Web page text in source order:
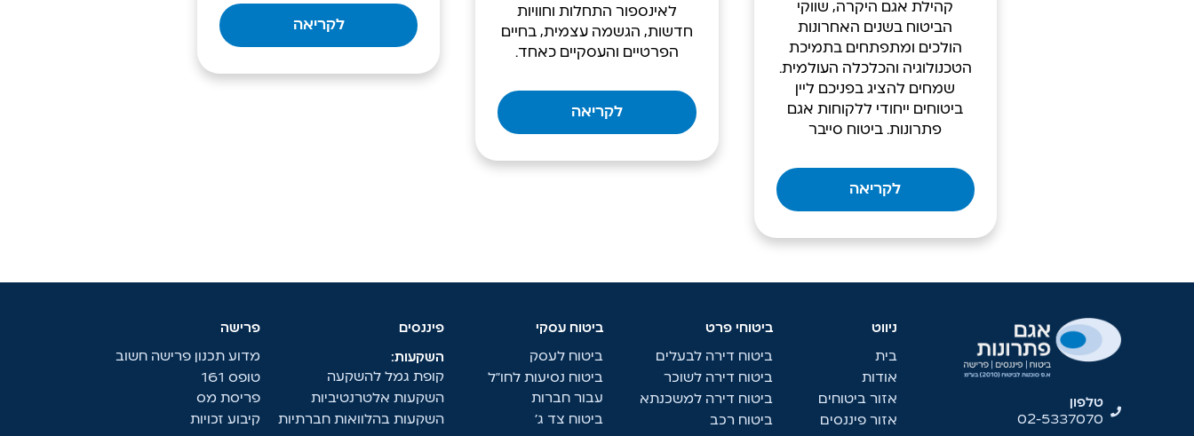
קהילת אגם היקרה, שווקי
הביטוח בשנים האחרונות
הולכים ומתפתחים בתמיכת
הטכנולוגיה והכלכלה העולמית.
שמחים להציג בפניכם ליין
ביטוחים ייחודי ללקוחות אגם
פתרונות. ביטוח סייבר
לקריאה
לאינספור התחלות וחוויות
חדשות, הגשמה עצמית, בחיים
הפרטיים והעסקיים כאחד.
לקריאה
לקריאה
טלפון
02-5337070
ניווט
בית
אודות
אזור ביטוחים
אזור פיננסים
ביטוחי פרט
ביטוח דירה לבעלים
ביטוח דירה לשוכר
ביטוח דירה למשכנתא
ביטוח רכב
ביטוח עסקי
ביטוח לעסק
ביטוח נסיעות לחו"ל
עבור חברות
ביטוח צד ג'
פיננסים
השקעות:
קופת גמל להשקעה
השקעות אלטרנטיביות
השקעות בהלוואות חברתיות
פרישה
מדוע תכנון פרישה חשוב
טופס 161
פריסת מס
קיבוע זכויות